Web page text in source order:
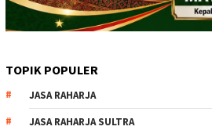
TOPIK POPULER
JASA RAHARJA
JASA RAHARJA SULTRA